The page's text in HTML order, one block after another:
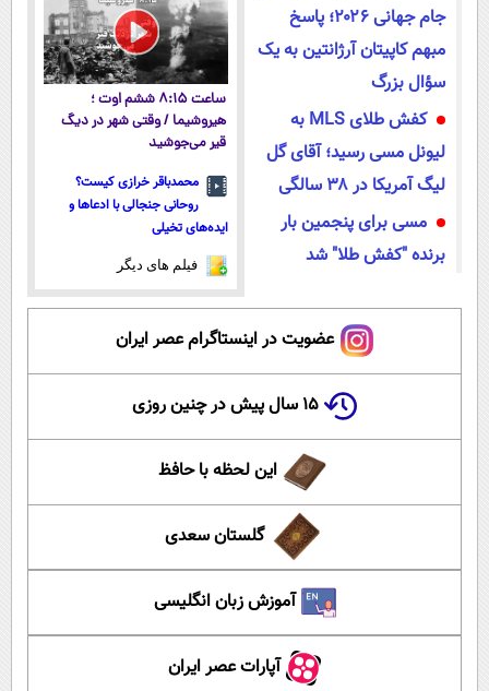
جام جهانی ۲۰۲۶؛ پاسخ
مبهم کاپیتان آرژانتین به یک
سؤال بزرگ
کفش طلای MLS به
لیونل مسی رسید؛ آقای گل
لیگ آمریکا در ۳۸ سالگی
مسی برای پنجمین بار
برنده "کفش طلا" شد
ساعت ۸:۱۵ ششم اوت ؛
هیروشیما / وقتی شهر در دیگ
قیر می‌جوشید
محمدباقر خرازی کیست؟
روحانی جنجالی با ادعاها و
ایده‌های تخیلی
فیلم های دیگر
عضویت در اینستاگرام عصر ایران
۱۵ سال پیش در چنین روزی
این لحظه با حافظ
گلستان سعدی
آموزش زبان انگلیسی
آپارات عصر ایران